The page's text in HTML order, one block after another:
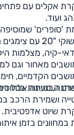
אקלים עם
ועוד.
'סופרים' שמוסיפה
חישוקי "20
קיה, מצלמות
מאחור וגם
הקדמיים,
טעינה
הבטיחות בכל
ושמירת הרכב
שיוט